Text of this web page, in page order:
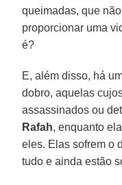
queimadas, que
proporcionar uma
é?
E, além disso, há
dobro, aquelas
assassinados ou
Rafah, enquanto
eles. Elas sofrem o
tudo e ainda estão